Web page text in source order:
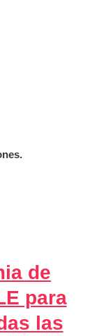
de
para
las